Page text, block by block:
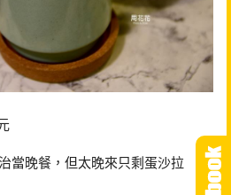
當晚餐，但太晚來只剩蛋沙拉